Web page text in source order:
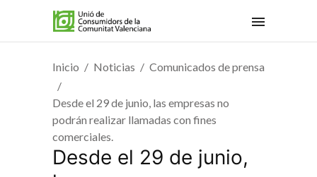
Inicio Noticias Comunicados de prensa
Desde el 29 de junio, las empresas no
podrán realizar llamadas con fines
comerciales.
Desde el 29 de junio,